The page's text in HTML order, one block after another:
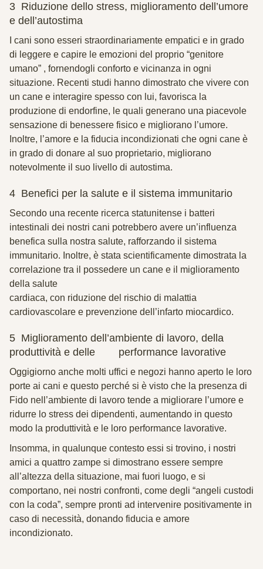
3 Riduzione dello stress, miglioramento dell’umore
e dell’autostima
I cani sono esseri straordinariamente empatici e in grado
di leggere e capire le emozioni del proprio “genitore
umano” , fornendogli conforto e vicinanza in ogni
situazione. Recenti studi hanno dimostrato che vivere con
un cane e interagire spesso con lui, favorisca la
produzione di endorfine, le quali generano una piacevole
sensazione di benessere fisico e migliorano l’umore.
Inoltre, l’amore e la fiducia incondizionati che ogni cane è
in grado di donare al suo proprietario, migliorano
notevolmente il suo livello di autostima.
4 Benefici per la salute e il sistema immunitario
Secondo una recente ricerca statunitense i batteri
intestinali dei nostri cani potrebbero avere un’influenza
benefica sulla nostra salute, rafforzando il sistema
immunitario. Inoltre, è stata scientificamente dimostrata la
correlazione tra il possedere un cane e il miglioramento
della salute
cardiaca, con riduzione del rischio di malattia
cardiovascolare e prevenzione dell’infarto miocardico.
5 Miglioramento dell’ambiente di lavoro, della
produttività e delle performance lavorative
Oggigiorno anche molti uffici e negozi hanno aperto le loro
porte ai cani e questo perché si è visto che la presenza di
Fido nell’ambiente di lavoro tende a migliorare l’umore e
ridurre lo stress dei dipendenti, aumentando in questo
modo la produttività e le loro performance lavorative.
Insomma, in qualunque contesto essi si trovino, i nostri
amici a quattro zampe si dimostrano essere sempre
all’altezza della situazione, mai fuori luogo, e si
comportano, nei nostri confronti, come degli “angeli custodi
con la coda”, sempre pronti ad intervenire positivamente in
caso di necessità, donando fiducia e amore
incondizionato.